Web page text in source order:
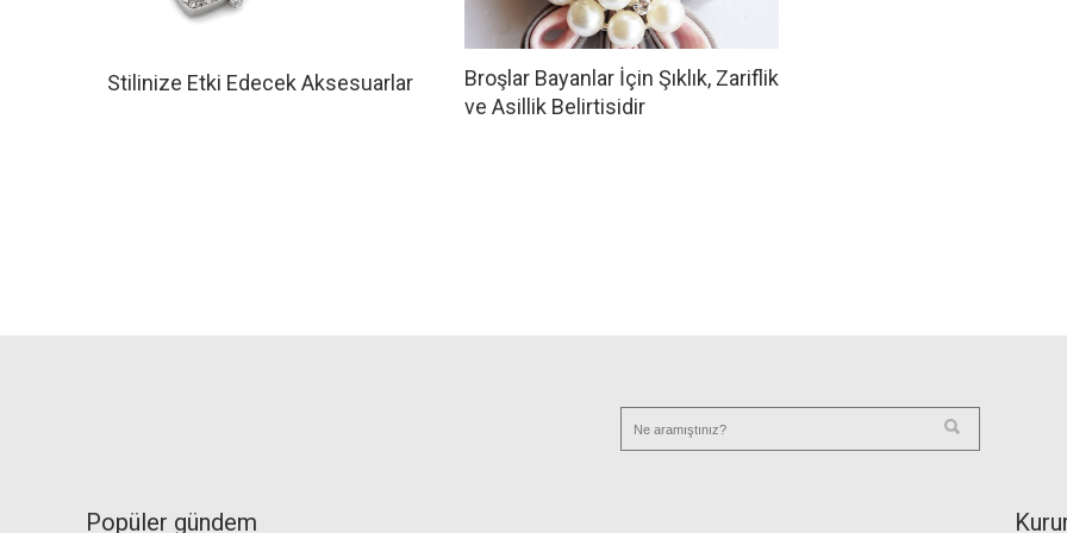
Stilinize Etki Edecek Aksesuarlar
Broşlar Bayanlar İçin Şıklık, Zariflik
ve Asillik Belirtisidir
Popüler gündem